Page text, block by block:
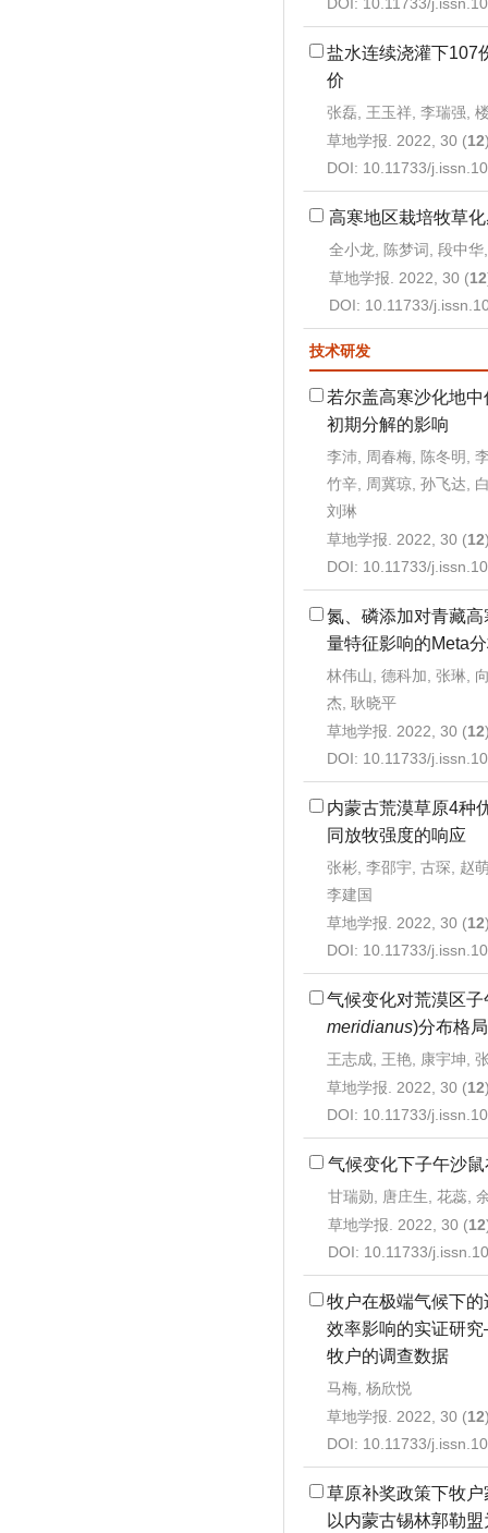
盐水连续浇灌下107
价
张磊, 王玉祥, 李瑞强,
草地学报. 2022, 30 (12
DOI: 10.11733/
高寒地区栽培牧草
全小龙, 陈梦词, 段中
草地学报. 2022, 30 (12
DOI: 10.11733/
技术研发
若尔盖高寒沙化地
初期分解的影响
李沛, 周春梅, 陈冬明,
竹辛, 周冀琼, 孙飞达,
刘琳
草地学报. 2022, 30 (12
DOI: 10.11733/
氮、磷添加对青藏
量特征影响的Meta
林伟山, 德科加, 张琳,
杰, 耿晓平
草地学报. 2022, 30 (12
DOI: 10.11733/
内蒙古荒漠草原4种
同放牧强度的响应
张彬, 李邵宇, 古琛, 赵
李建国
草地学报. 2022, 30 (12
DOI: 10.11733/
气候变化对荒漠区子
meridianus)分布格
王志成, 王艳, 康宇坤,
草地学报. 2022, 30 (12
DOI: 10.11733/
气候变化下子午沙
甘瑞勋, 唐庄生, 花蕊,
草地学报. 2022, 30 (12
DOI: 10.11733/
牧户在极端气候下
效率影响的实证研
牧户的调查数据
马梅, 杨欣悦
草地学报. 2022, 30 (12
DOI: 10.11733/
草原补奖政策下牧
以内蒙古锡林郭勒盟